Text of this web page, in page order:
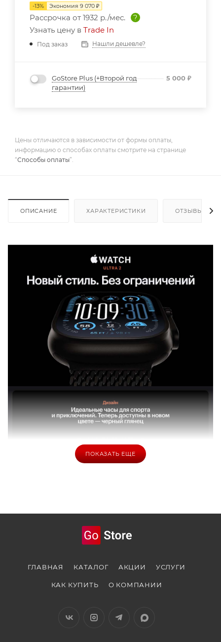
-13% Экономия 9 070 ₽
Рассрочка от 1932 р./мес.
?
Узнать цену в Trade In
Под заказ Нашли дешевле?
GoStore Plus (+Второй год
гарантии)
5 000 ₽
Цены отличаются в зависимости от формы оплаты,
информацию о способах оплаты смотрите на странице
“Способы оплаты”.
ОПИСАНИЕ ХАРАКТЕРИСТИКИ ОТЗЫВЫ
ПОКАЗАТЬ ЕЩЕ
ГЛАВНАЯ КАТАЛОГ АКЦИИ УСЛУГИ
КАК КУПИТЬ О КОМПАНИИ